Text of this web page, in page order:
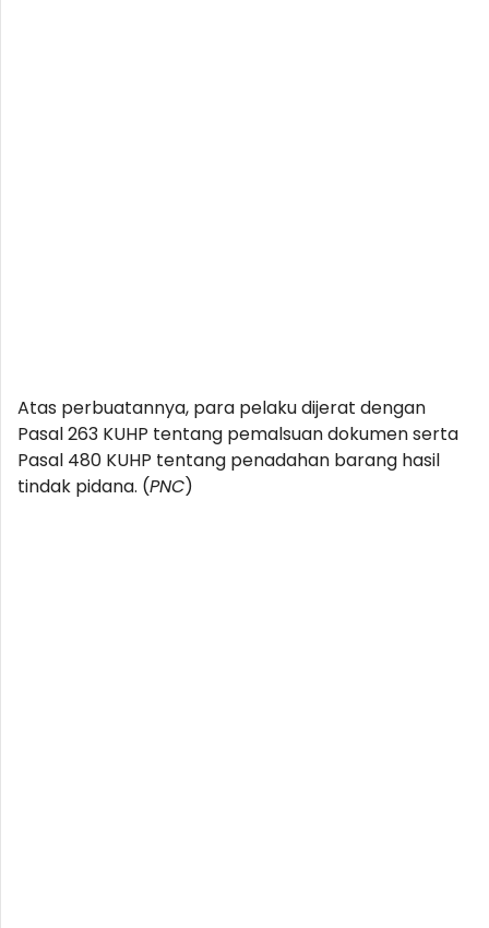
Atas perbuatannya, para pelaku dijerat dengan
Pasal 263 KUHP tentang pemalsuan dokumen serta
Pasal 480 KUHP tentang penadahan barang hasil
tindak pidana. (PNC)